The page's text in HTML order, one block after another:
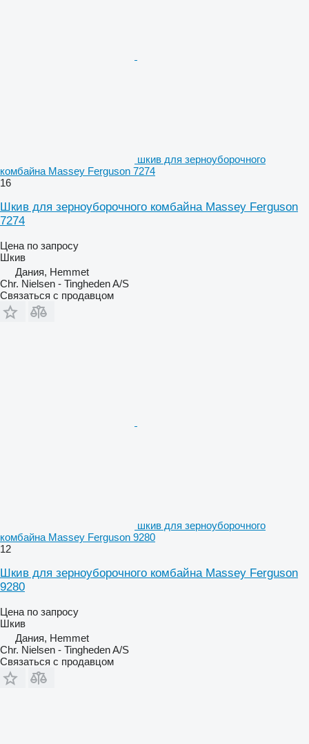
шкив для зерноуборочного
комбайна Massey Ferguson 7274
16
Шкив для зерноуборочного комбайна Massey Ferguson
7274
Цена по запросу
Шкив
Дания, Hemmet
Chr. Nielsen - Tingheden A/S
Связаться с продавцом
шкив для зерноуборочного
комбайна Massey Ferguson 9280
12
Шкив для зерноуборочного комбайна Massey Ferguson
9280
Цена по запросу
Шкив
Дания, Hemmet
Chr. Nielsen - Tingheden A/S
Связаться с продавцом